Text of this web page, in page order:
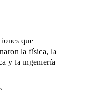
que
la física, la
y la ingeniería